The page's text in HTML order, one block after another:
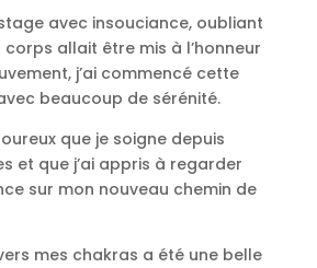
avec insouciance, oubliant
allait être mis à l’honneur
j’ai commencé cette
beaucoup de sérénité.
que je soigne depuis
et que j’ai appris à regarder
sur mon nouveau chemin de
mes chakras a été une belle